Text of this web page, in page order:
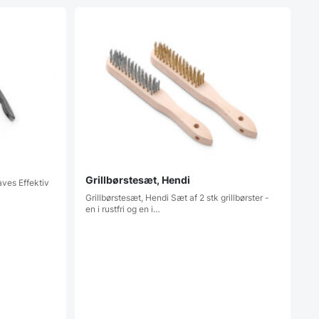
Effektiv Grillbørstesæt, Hendi
Grillbørstesæt, Hendi Sæt af 2 stk grillbørster -
en i rustfri og en i…